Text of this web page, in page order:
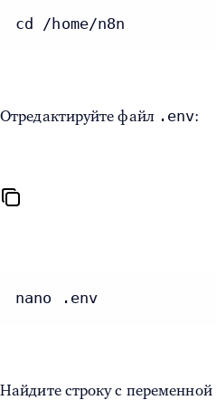
cd /home/n8n
Отредактируйте файл .env:
nano .env
Найдите строку с переменной